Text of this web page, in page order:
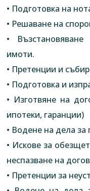
• Подготовка на
• Решаване на
•
имоти.
• Претенции и
• Подготовка и
• Изготвяне на
ипотеки, гаранции)
• Водене на дела
• Искове за
неспазване на
• Претенции за